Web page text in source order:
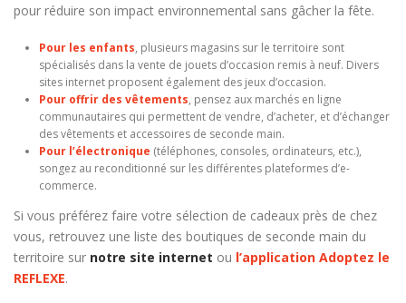
pour réduire son impact environnemental sans gâcher la fête.
Pour les enfants, plusieurs magasins sur le territoire sont
spécialisés dans la vente de jouets d’occasion remis à neuf. Divers
sites internet proposent également des jeux d’occasion.
Pour offrir des vêtements, pensez aux marchés en ligne
communautaires qui permettent de vendre, d’acheter, et d’échanger
des vêtements et accessoires de seconde main.
Pour l’électronique (téléphones, consoles, ordinateurs, etc.),
songez au reconditionné sur les différentes plateformes d’e-
commerce.
Si vous préférez faire votre sélection de cadeaux près de chez
vous, retrouvez une liste des boutiques de seconde main du
territoire sur notre site internet ou l’application Adoptez le
REFLEXE.